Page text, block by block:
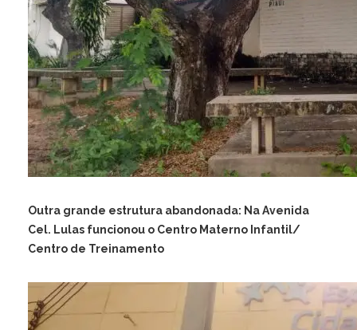
Outra grande estrutura abandonada: Na Avenida
Cel. Lulas funcionou o Centro Materno Infantil/
Centro de Treinamento